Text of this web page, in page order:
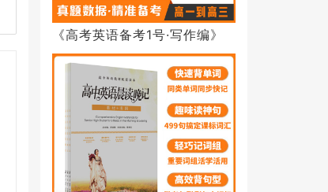
《高考英语备考1号·写作编》